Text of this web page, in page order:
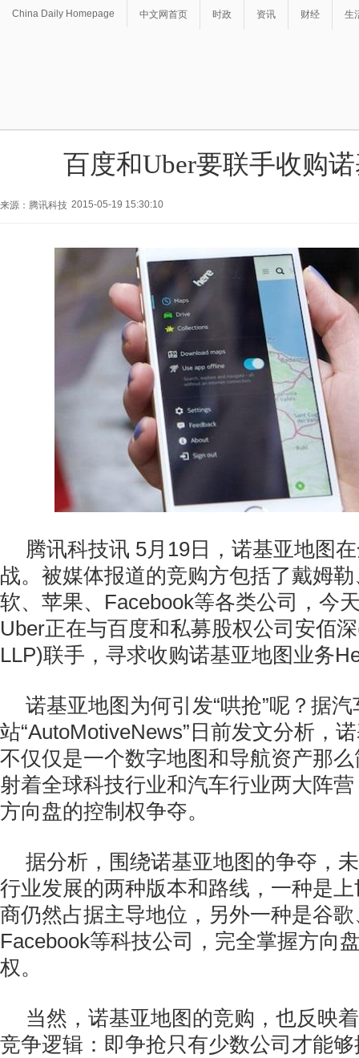
China Daily Homepage 中文网首页 时政 资讯 财经 生
百度和Uber要联手收购
来源：腾讯科技 2015-05-19 15:30:10
腾讯科技讯 5月19日，诺基亚地图
战。被媒体报道的竞购方包括了戴姆
软、苹果、Facebook等各类公司，今
Uber正在与百度和私募股权公司安佰
LLP)联手，寻求收购诺基亚地图业务
诺基亚地图为何引发“哄抢”呢？据
站“AutoMotiveNews”日前发文分析，
不仅仅是一个数字地图和导航资产那
射着全球科技行业和汽车行业两大阵
方向盘的控制权争夺。
据分析，围绕诺基亚地图的争夺，
行业发展的两种版本和路线，一种是
商仍然占据主导地位，另外一种是谷
Facebook等科技公司，完全掌握方向
权。
当然，诺基亚地图的竞购，也反映
竞争逻辑：即争抢只有少数公司才能